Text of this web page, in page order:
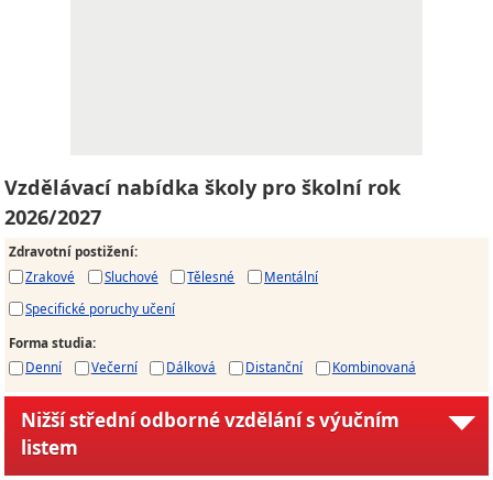
Vzdělávací nabídka školy pro školní rok
2026/2027
Zdravotní postižení:
Zrakové
Sluchové Tělesné
Mentální
Specifické poruchy učení
Forma studia:
Denní
Večerní Dálková Distanční Kombinovaná
Nižší střední odborné vzdělání s výučním
listem